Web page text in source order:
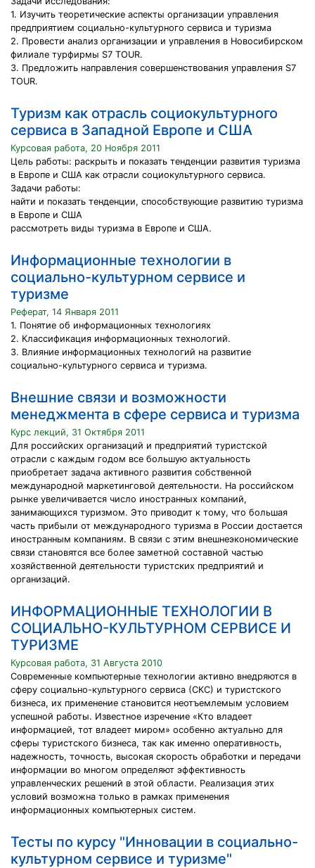
1. Изучить теоретические аспекты организации управления
предприятием социально-культурного сервиса и туризма
2. Провести анализ организации и управления в Новосибирском
филиале турфирмы S7 TOUR.
3. Предложить направления совершенствования управления S7
TOUR.
Туризм как отрасль социокультурного
сервиса в Западной Европе и США
Курсовая работа, 20 Ноября 2011
Цель работы: раскрыть и показать тенденции развития туризма
в Европе и США как отрасли социокультурного сервиса.
Задачи работы:
найти и показать тенденции, способствующие развитию туризма
в Европе и США
рассмотреть виды туризма в Европе и США.
Информационные технологии в
социально-культурном сервисе и
туризме
Реферат, 14 Января 2011
1. Понятие об информационных технологиях
2. Классификация информационных технологий.
3. Влияние информационных технологий на развитие
социально-культурного сервиса и туризма.
Внешние связи и возможности
менеджмента в сфере сервиса и туризма
Курс лекций, 31 Октября 2011
Для российских организаций и предприятий туристской
отрасли с каждым годом все большую актуальность
приобретает задача активного развития собственной
международной маркетинговой деятельности. На российском
рынке увеличивается число иностранных компаний,
занимающихся туризмом. Это приводит к тому, что большая
часть прибыли от международного туризма в России достается
иностранным компаниям. В связи с этим внешнеэкономические
связи становятся все более заметной составной частью
хозяйственной деятельности туристских предприятий и
организаций.
ИНФОРМАЦИОННЫЕ ТЕХНОЛОГИИ В
СОЦИАЛЬНО-КУЛЬТУРНОМ СЕРВИСЕ И
ТУРИЗМЕ
Курсовая работа, 31 Августа 2010
Современные компьютерные технологии активно внедряются в
сферу социально-культурного сервиса (СКС) и туристского
бизнеса, их применение становится неотъемлемым условием
успешной работы. Известное изречение «Кто владеет
информацией, тот владеет миром» особенно актуально для
сферы туристского бизнеса, так как именно оперативность,
надежность, точность, высокая скорость обработки и передачи
информации во многом определяют эффективность
управленческих решений в этой области. Реализация этих
условий возможна только в рамках применения
информационных компьютерных систем.
Тесты по курсу "Инновации в социально-
культурном сервисе и туризме"